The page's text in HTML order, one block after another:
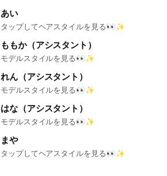
あい
タップしてヘアスタイルを見る👀✨
ももか（アシスタント）
モデルスタイルを見る👀✨
れん（アシスタント）
モデルスタイルを見る👀✨
はな（アシスタント）
モデルスタイルを見る👀✨
まや
タップしてヘアスタイルを見る👀✨